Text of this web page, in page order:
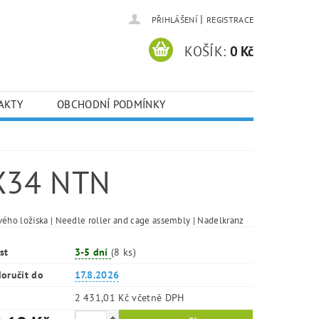
PŘIHLÁŠENÍ | REGISTRACE
KOŠÍK: 0 Kč
OBCHODNÍ PODMÍNKY
NTN
ložiska | Needle roller and cage assembly | Nadelkranz
3-5 dní(8 ks)
do
17.8.2026
2 431,01 Kč včetně DPH